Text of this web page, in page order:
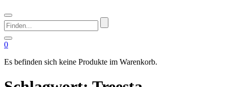
Finden...
0
Es befinden sich keine Produkte im Warenkorb.